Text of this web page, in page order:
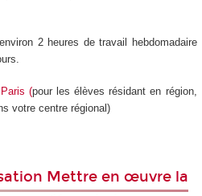
2 heures de travail hebdomadaire
(pour les élèves résidant en région,
votre centre régional)
Mettre en œuvre la